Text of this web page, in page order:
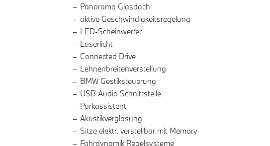
Panorama Glasdach
aktive Geschwindigkeitsregelung
LED-Scheinwerfer
Laserlicht
Connected Drive
Lehnenbreitenverstellung
BMW Gestiksteuerung
USB Audio Schnittstelle
Parkassistent
Akustikverglasung
Sitze elektr. verstellbar mit Memory
Fahrdynamik Regelsysteme